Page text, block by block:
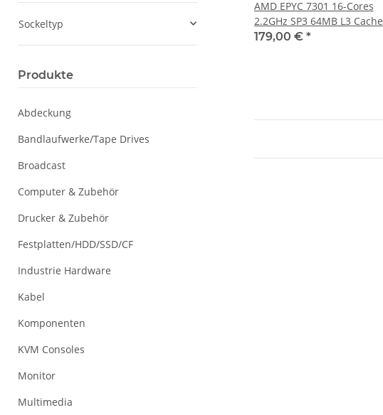
AMD EPYC 7301 16-Cores
2.2GHz SP3 64MB L3 Cache
PS7301BEVGPAF
179,00 € *
Sockeltyp
Produkte
Abdeckung
Bandlaufwerke/Tape Drives
Broadcast
Computer & Zubehör
Drucker & Zubehör
Festplatten/HDD/SSD/CF
Industrie Hardware
Kabel
Komponenten
KVM Consoles
Monitor
Multimedia